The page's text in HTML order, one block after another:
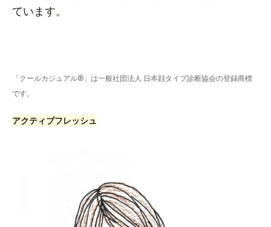
ています。
「クールカジュアル®」は一般社団法人 日本顔タイプ診断協会の登録商標
です。
アクティブフレッシュ